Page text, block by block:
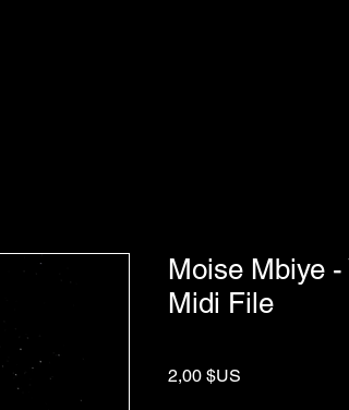
Moise Mbiye -
Midi File
2,00 $US